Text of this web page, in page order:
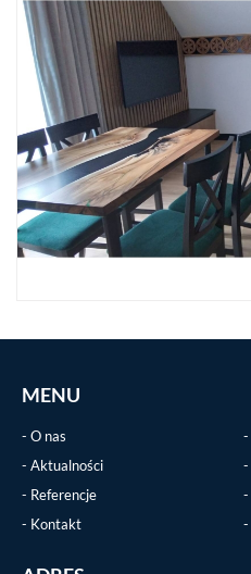
MENU
O nas
Aktualności
Referencje
Kontakt